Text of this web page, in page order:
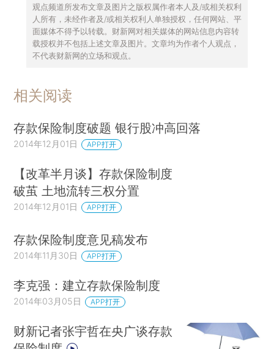
观点频道所发布文章及图片之版权属作者本人及/或相关权利
人所有，未经作者及/或相关权利人单独授权，任何网站、平
面媒体不得予以转载。财新网对相关媒体的网站信息内容转
载授权并不包括上述文章及图片。文章均为作者个人观点，
不代表财新网的立场和观点。
相关阅读
存款保险制度破题 银行股冲高回落
2014年12月01日 APP打开
【改革半月谈】存款保险制度
破茧 土地流转三权分置
2014年12月01日 APP打开
存款保险制度意见稿发布
2014年11月30日 APP打开
李克强：建立存款保险制度
2014年03月05日 APP打开
财新记者张宇哲在央广谈存款